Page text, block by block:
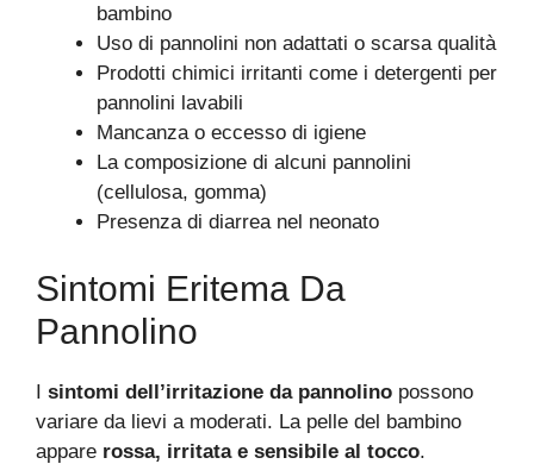
bambino
Uso di pannolini non adattati o scarsa qualità
Prodotti chimici irritanti come i detergenti per
pannolini lavabili
Mancanza o eccesso di igiene
La composizione di alcuni pannolini
(cellulosa, gomma)
Presenza di diarrea nel neonato
Sintomi Eritema Da
Pannolino
I sintomi dell’irritazione da pannolino possono
variare da lievi a moderati. La pelle del bambino
appare rossa, irritata e sensibile al tocco.